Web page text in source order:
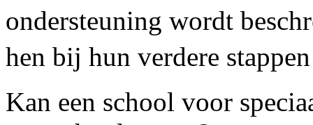
ondersteuning wordt
hen bij hun verdere
Kan een school voor